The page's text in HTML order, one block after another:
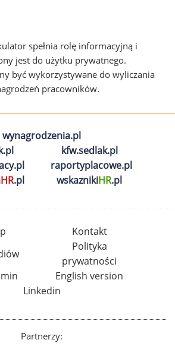
spełnia rolę informacyjną i
jest do użytku prywatnego.
być wykorzystywane do wyliczania
pracowników.
wynagrodzenia.pl
kfw.sedlak.pl
raportyplacowe.pl
HR.pl wskaznikiHR.pl
Kontakt
Polityka
prywatności
English version
Linkedin
Partnerzy: